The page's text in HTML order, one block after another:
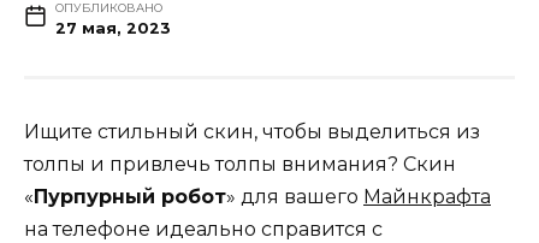
ОПУБЛИКОВАНО
27 мая, 2023
Ищите стильный скин, чтобы выделиться из
толпы и привлечь толпы внимания? Скин
«Пурпурный робот» для вашего Майнкрафта
на телефоне идеально справится с